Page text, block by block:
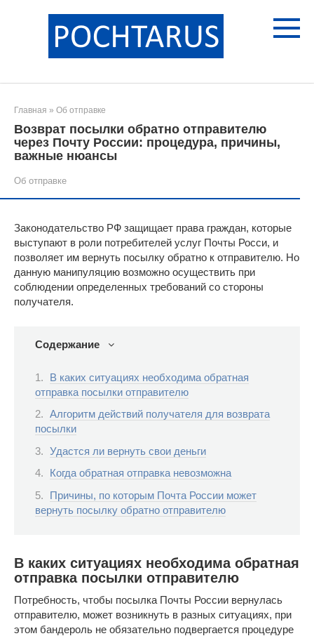
Главная » Об отправке
Возврат посылки обратно отправителю
через Почту России: процедура, причины,
важные нюансы
Об отправке
Законодательство РФ защищает права граждан, которые
выступают в роли потребителей услуг Почты Росси, и
позволяет им вернуть посылку обратно к отправителю. Но
данную манипуляцию возможно осуществить при
соблюдении определенных требований со стороны
получателя.
Содержание
В каких ситуациях необходима обратная
отправка посылки отправителю
Алгоритм действий получателя для возврата
посылки
Удастся ли вернуть свои деньги
Когда обратная отправка невозможна
Причины, по которым Почта России может
вернуть посылку обратно отправителю
В каких ситуациях необходима обратная
отправка посылки отправителю
Потребность, чтобы посылка Почты России вернулась
отправителю, может возникнуть в разных ситуациях, при
этом бандероль не обязательно подвергается процедуре